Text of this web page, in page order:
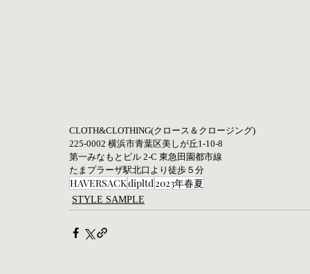
CLOTH&CLOTHING(クロース＆クロージング)
225-0002 横浜市青葉区美しが丘1-10-8
第一みなもとビル 2-C 東急田園都市線
たまプラーザ駅北口より徒歩５分
HAVERSACKdipltd2023年春夏
STYLE SAMPLE